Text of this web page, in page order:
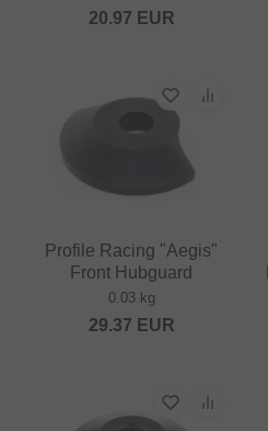
20.97 EUR
Profile Racing "Aegis"
Front Hubguard
0.03 kg
29.37 EUR